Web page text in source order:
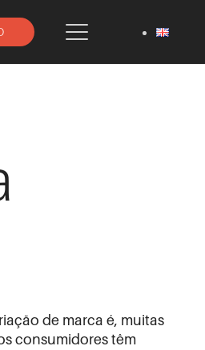
de marca é, muitas
consumidores têm